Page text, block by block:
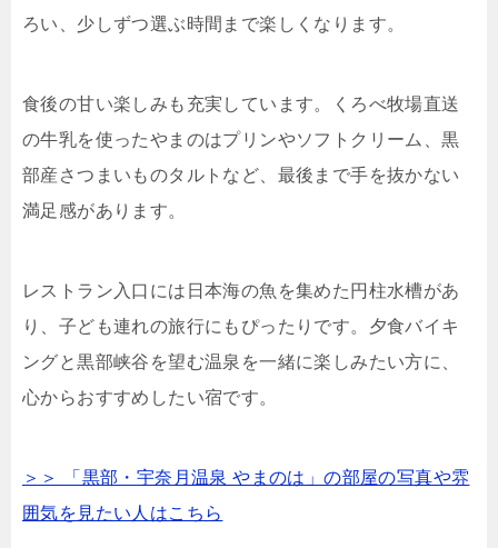
ろい、少しずつ選ぶ時間まで楽しくなります。
食後の甘い楽しみも充実しています。くろべ牧場直送
の牛乳を使ったやまのはプリンやソフトクリーム、黒
部産さつまいものタルトなど、最後まで手を抜かない
満足感があります。
レストラン入口には日本海の魚を集めた円柱水槽があ
り、子ども連れの旅行にもぴったりです。夕食バイキ
ングと黒部峡谷を望む温泉を一緒に楽しみたい方に、
心からおすすめしたい宿です。
＞＞ 「黒部・宇奈月温泉 やまのは」の部屋の写真や雰
囲気を見たい人はこちら